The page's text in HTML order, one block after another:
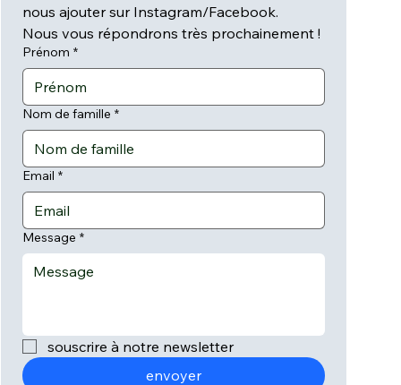
nous ajouter sur Instagram/Facebook.
Nous vous répondrons très prochainement !
Prénom *
Nom de famille *
Email *
Message *
souscrire à notre newsletter
envoyer